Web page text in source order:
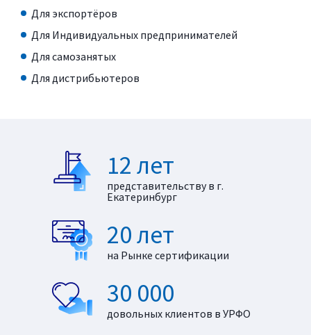
Для экспортёров
Для Индивидуальных предпринимателей
Для самозанятых
Для дистрибьютеров
12 лет
представительству в г.
Екатеринбург
20 лет
на Рынке сертификации
30 000
довольных клиентов в УРФО